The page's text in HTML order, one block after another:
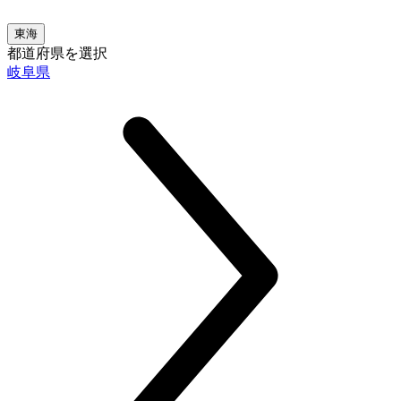
東海
都道府県を選択
岐阜県